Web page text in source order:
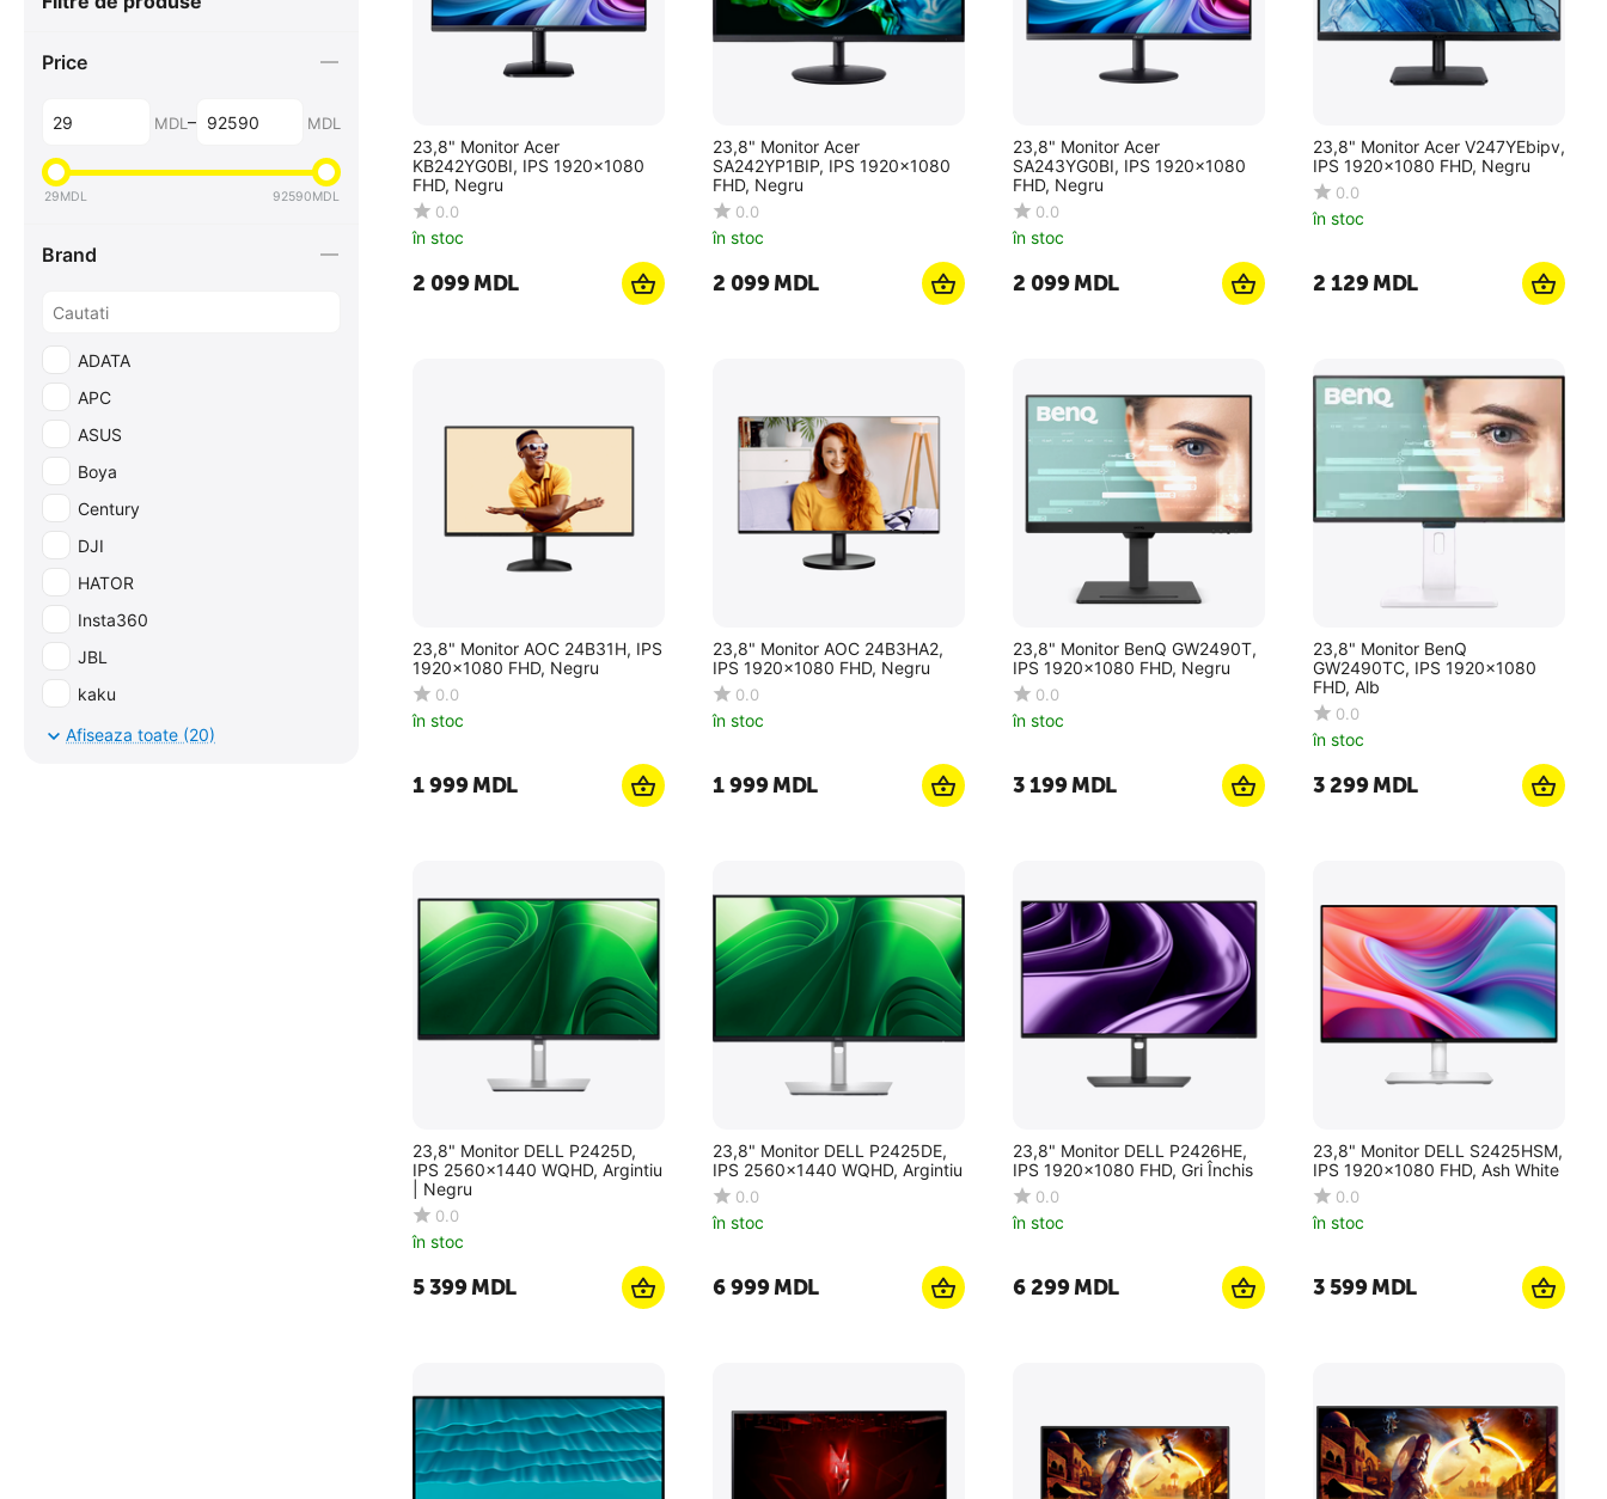
23,8" Monitor Acer
KB242YG0BI, IPS 1920x1080
FHD, Negru
0.0
în stoc
2 099MDL
23,8" Monitor Acer
SA242YP1BIP, IPS 1920x1080
FHD, Negru
0.0
în stoc
2 099MDL
23,8" Monitor Acer
SA243YG0BI, IPS 1920x1080
FHD, Negru
0.0
în stoc
2 099MDL
23,8" Monitor Acer V247YEbipv,
IPS 1920x1080 FHD, Negru
0.0
în stoc
2 129MDL
23,8" Monitor AOC 24B31H, IPS
1920x1080 FHD, Negru
0.0
în stoc
1 999MDL
23,8" Monitor AOC 24B3HA2,
IPS 1920x1080 FHD, Negru
0.0
în stoc
1 999MDL
23,8" Monitor BenQ GW2490T,
IPS 1920x1080 FHD, Negru
0.0
în stoc
3 199MDL
23,8" Monitor BenQ
GW2490TC, IPS 1920x1080
FHD, Alb
0.0
în stoc
3 299MDL
23,8" Monitor DELL P2425D,
IPS 2560x1440 WQHD, Argintiu
| Negru
0.0
în stoc
5 399MDL
23,8" Monitor DELL P2425DE,
IPS 2560x1440 WQHD, Argintiu
0.0
în stoc
6 999MDL
23,8" Monitor DELL P2426HE,
IPS 1920x1080 FHD, Gri Închis
0.0
în stoc
6 299MDL
23,8" Monitor DELL S2425HSM,
IPS 1920x1080 FHD, Ash White
0.0
în stoc
3 599MDL
Price
MDL – MDL
29MDL 92590MDL
Brand
ADATA
APC
ASUS
Boya
Century
DJI
HATOR
Insta360
JBL
kaku
Kingston
Afiseaza toate (20)